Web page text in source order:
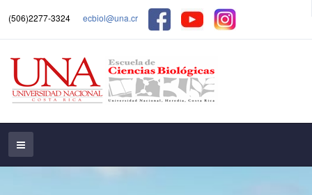
(506)2277-3324 ecbiol@una.cr